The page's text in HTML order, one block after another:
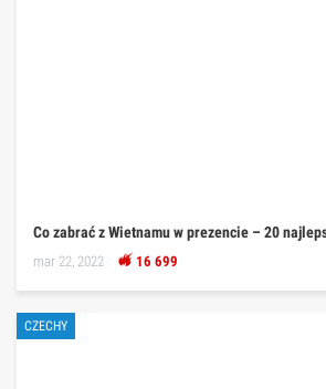
Co zabrać z Wietnamu w prezencie – 20
mar 22, 2022 16 699
CZECHY